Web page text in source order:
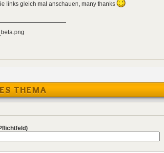
links gleich mal anschauen, many thanks
THEMA